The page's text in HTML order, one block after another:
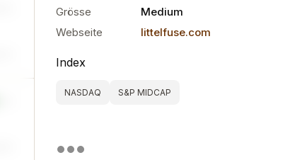
Grösse
Medium
Webseite
littelfuse.com
Index
NASDAQ S&P MIDCAP